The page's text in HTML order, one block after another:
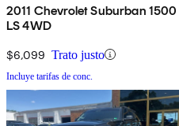
2011 Chevrolet Suburban 1500
LS 4WD
$6,099 Trato justo
Incluye tarifas de conc.